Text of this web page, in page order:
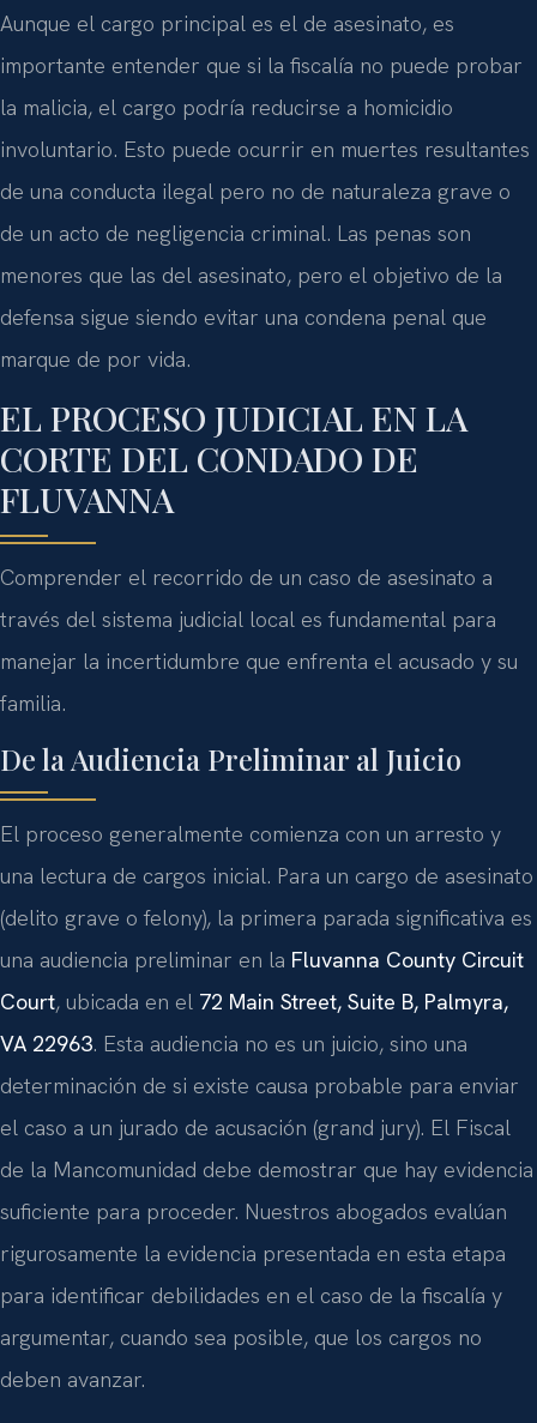
Aunque el cargo principal es el de asesinato, es
importante entender que si la fiscalía no puede probar
la malicia, el cargo podría reducirse a homicidio
involuntario. Esto puede ocurrir en muertes resultantes
de una conducta ilegal pero no de naturaleza grave o
de un acto de negligencia criminal. Las penas son
menores que las del asesinato, pero el objetivo de la
defensa sigue siendo evitar una condena penal que
marque de por vida.
EL PROCESO JUDICIAL EN LA
CORTE DEL CONDADO DE
FLUVANNA
Comprender el recorrido de un caso de asesinato a
través del sistema judicial local es fundamental para
manejar la incertidumbre que enfrenta el acusado y su
familia.
De la Audiencia Preliminar al Juicio
El proceso generalmente comienza con un arresto y
una lectura de cargos inicial. Para un cargo de asesinato
(delito grave o felony), la primera parada significativa es
una audiencia preliminar en la Fluvanna County Circuit
Court, ubicada en el 72 Main Street, Suite B, Palmyra,
VA 22963. Esta audiencia no es un juicio, sino una
determinación de si existe causa probable para enviar
el caso a un jurado de acusación (grand jury). El Fiscal
de la Mancomunidad debe demostrar que hay evidencia
suficiente para proceder. Nuestros abogados evalúan
rigurosamente la evidencia presentada en esta etapa
para identificar debilidades en el caso de la fiscalía y
argumentar, cuando sea posible, que los cargos no
deben avanzar.